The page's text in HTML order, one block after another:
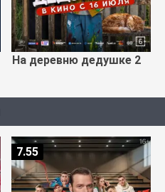
На деревню дедушке 2
7.55